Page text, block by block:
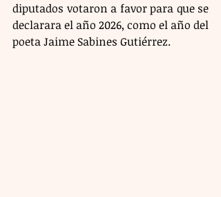
diputados votaron a favor para que se
declarara el año 2026, como el año del
poeta Jaime Sabines Gutiérrez.